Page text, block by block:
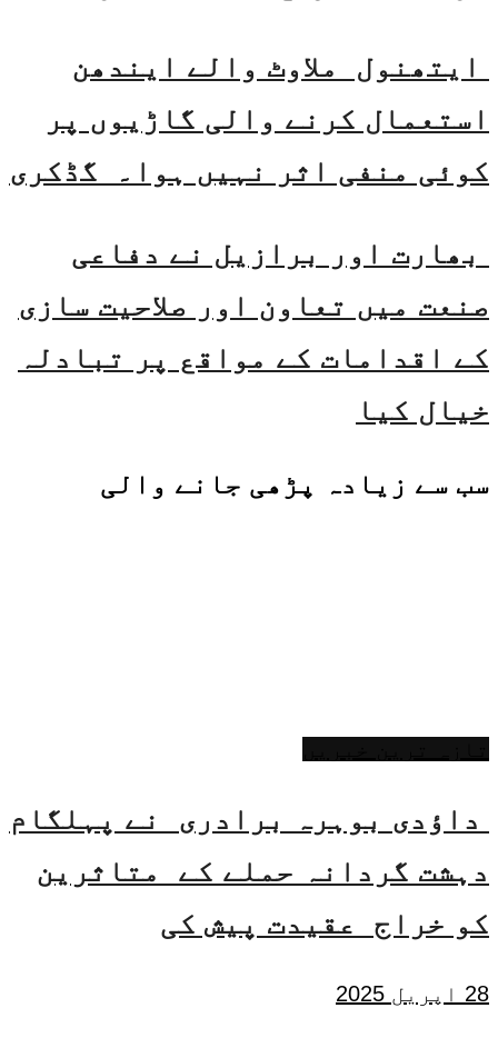
ایتھنول ملاوٹ والے ایندھن
استعمال کرنے والی گاڑیوں پر
کوئی منفی اثر نہیں ہوا۔ گڈکری
بھارت اور برازیل نے دفاعی
صنعت میں تعاون اور صلاحیت سازی
کے اقدامات کے مواقع پر تبادلہ
خیال کیا
سب سے زیادہ پڑھی جانے والی
داؤدی بوہرہ برادری نے پہلگام
دہشت گردانہ حملے کے متاثرین
کو خراج عقیدت پیش کی
28 اپریل 2025